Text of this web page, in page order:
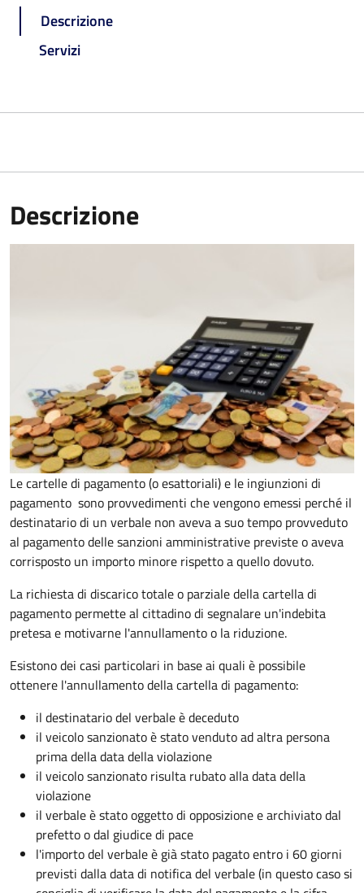
Descrizione
Servizi
Descrizione
Le cartelle di pagamento (o esattoriali) e le ingiunzioni di
pagamento sono provvedimenti che vengono emessi perché il
destinatario di un verbale non aveva a suo tempo provveduto
al pagamento delle sanzioni amministrative previste o aveva
corrisposto un importo minore rispetto a quello dovuto.
La richiesta di discarico totale o parziale della cartella di
pagamento permette al cittadino di segnalare un'indebita
pretesa e motivarne l'annullamento o la riduzione.
Esistono dei casi particolari in base ai quali è possibile
ottenere l'annullamento della cartella di pagamento:
il destinatario del verbale è deceduto
il veicolo sanzionato è stato venduto ad altra persona
prima della data della violazione
il veicolo sanzionato risulta rubato alla data della
violazione
il verbale è stato oggetto di opposizione e archiviato dal
prefetto o dal giudice di pace
l'importo del verbale è già stato pagato entro i 60 giorni
previsti dalla data di notifica del verbale (in questo caso si